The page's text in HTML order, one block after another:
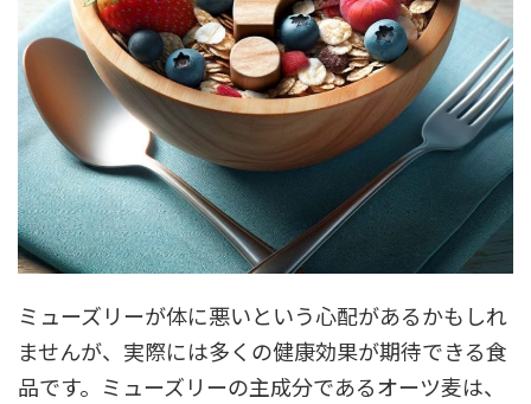
ミューズリーが体に悪いという心配があるかもしれ
ませんが、実際には多くの健康効果が期待できる食
品です。ミューズリーの主成分であるオーツ麦は、